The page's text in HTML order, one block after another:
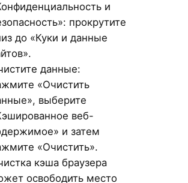
и
прокрутите
до «Куки и данные
данные:
«Очистить
выберите
веб-
и затем
«Очистить».
кэша браузера
освободить место